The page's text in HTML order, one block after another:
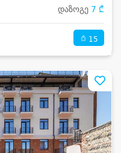
დაზოგე 7 ₾
15